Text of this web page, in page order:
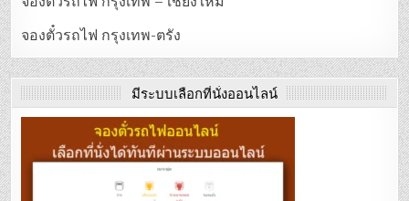
จองตั๋วรถไฟ กรุงเทพ-ตรัง
มีระบบเลือกที่นั่งออนไลน์